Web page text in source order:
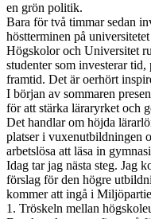
en grön politik.
Bara för två timmar sedan
höstterminen på
Högskolor och Universitet
studenter som investerar
framtid. Det är oerhört
I början av sommaren
för att stärka läraryrket och
Det handlar om höjda
platser i vuxenutbildningen
arbetslösa att läsa in
Idag tar jag nästa steg. Jag
förslag för den högre
kommer att ingå i
1. Tröskeln mellan